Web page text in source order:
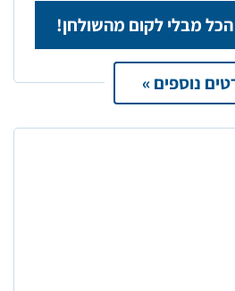
מבלי לקום מהשולחן!
נוספים »